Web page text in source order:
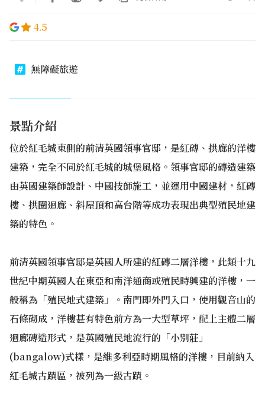
4.5
無障礙旅遊
景點介紹
位於紅毛城東側的前清英國領事官邸，是紅磚、拱廊的洋樓
建築，完全不同於紅毛城的城堡風格。領事官邸的磚造建築
由英國建築師設計、中國技師施工，並運用中國建材，紅磚
樓、拱圈迴廊、斜屋頂和高台階等成功表現出典型殖民地建
築的特色。
前清英國領事官邸是英國人所建的紅磚二層洋樓，此類十九
世紀中期英國人在東亞和南洋通商或殖民時興建的洋樓，一
般稱為「殖民地式建築」。南門即外門入口，使用觀音山的
石條砌成，洋樓甚有特色前方為一大型草坪，配上主體二層
迴廊磚造形式，是英國殖民地流行的「小別莊」
(bangalow)式樣，是維多利亞時期風格的洋樓，目前納入
紅毛城古蹟區，被列為一級古蹟。